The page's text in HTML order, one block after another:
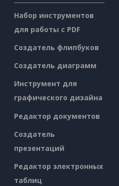
Набор инструментов
для работы с PDF
Создатель флипбуков
Создатель диаграмм
Инструмент для
графического дизайна
Редактор документов
Создатель
презентаций
Редактор электронных
таблиц